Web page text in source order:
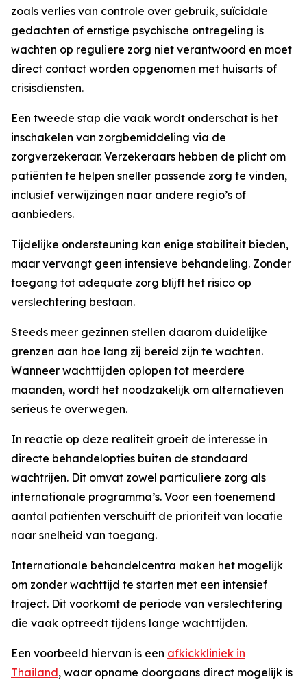
zoals verlies van controle over gebruik, suïcidale
gedachten of ernstige psychische ontregeling is
wachten op reguliere zorg niet verantwoord en moet
direct contact worden opgenomen met huisarts of
crisisdiensten.
Een tweede stap die vaak wordt onderschat is het
inschakelen van zorgbemiddeling via de
zorgverzekeraar. Verzekeraars hebben de plicht om
patiënten te helpen sneller passende zorg te vinden,
inclusief verwijzingen naar andere regio’s of
aanbieders.
Tijdelijke ondersteuning kan enige stabiliteit bieden,
maar vervangt geen intensieve behandeling. Zonder
toegang tot adequate zorg blijft het risico op
verslechtering bestaan.
Steeds meer gezinnen stellen daarom duidelijke
grenzen aan hoe lang zij bereid zijn te wachten.
Wanneer wachttijden oplopen tot meerdere
maanden, wordt het noodzakelijk om alternatieven
serieus te overwegen.
In reactie op deze realiteit groeit de interesse in
directe behandelopties buiten de standaard
wachtrijen. Dit omvat zowel particuliere zorg als
internationale programma’s. Voor een toenemend
aantal patiënten verschuift de prioriteit van locatie
naar snelheid van toegang.
Internationale behandelcentra maken het mogelijk
om zonder wachttijd te starten met een intensief
traject. Dit voorkomt de periode van verslechtering
die vaak optreedt tijdens lange wachttijden.
Een voorbeeld hiervan is een afkickkliniek in
Thailand, waar opname doorgaans direct mogelijk is